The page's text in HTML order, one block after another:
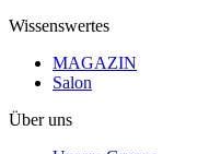
Wissenswertes
MAGAZIN
Salon
Über uns